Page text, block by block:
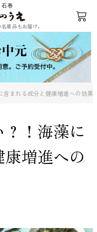
巻
産品もお届け。
ひじき 乾燥ふのり
海苔 その他海藻
さば さけ
含まれる成分と健康増進への効果
！海藻に
増進への